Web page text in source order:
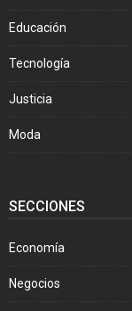
Educación
Tecnología
Justicia
Moda
SECCIONES
Economía
Negocios